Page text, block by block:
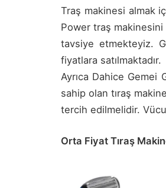
Traş makinesi almak
Power traş makinesini
tavsiye etmekteyiz.
fiyatlara satılmaktadır.
Ayrıca Dahice Gemei
sahip olan tıraş
tercih edilmelidir.
Orta Fiyat Tıraş